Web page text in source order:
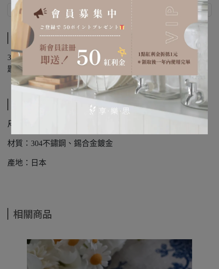
商品介紹 規格說明
商品介紹
304不鏽鋼材質，茶杯、茶壺柄設計，精巧可愛，
匙面大，可以查看茶葉的狀態。
尺寸：茶杯柄 - 93x34x6mm / 茶壺柄 - 95x34x6 mm
材質：304不鏽鋼、錫合金鍍金
產地：日本
相關商品